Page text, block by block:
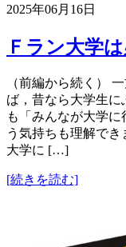
2025年06月16日
Ｆラン大学
（前編から続く）
ば，昔なら大学生に
も「みんなが大学
う気持ちも理解でき
大学に […]
[続きを読む]